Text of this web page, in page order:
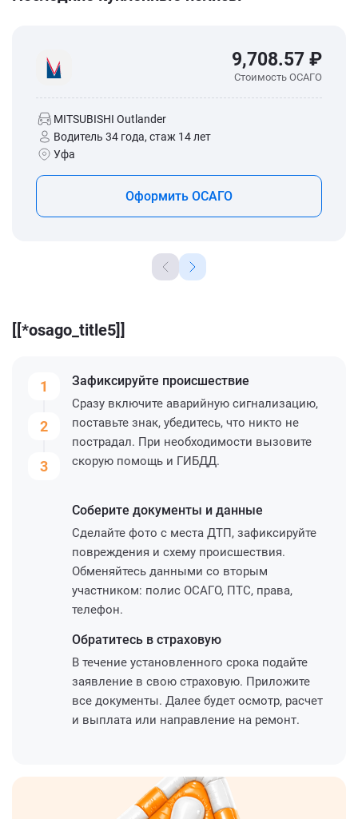
9,708.57 ₽
Стоимость ОСАГО
MITSUBISHI Outlander
Водитель 34 года, стаж 14 лет
Уфа
Оформить ОСАГО
[[*osago_title5]]
1
2
3
Зафиксируйте происшествие
Сразу включите аварийную сигнализацию,
поставьте знак, убедитесь, что никто не
пострадал. При необходимости вызовите
скорую помощь и ГИБДД.
Соберите документы и данные
Сделайте фото с места ДТП, зафиксируйте
повреждения и схему происшествия.
Обменяйтесь данными со вторым
участником: полис ОСАГО, ПТС, права,
телефон.
Обратитесь в страховую
В течение установленного срока подайте
заявление в свою страховую. Приложите
все документы. Далее будет осмотр, расчет
и выплата или направление на ремонт.